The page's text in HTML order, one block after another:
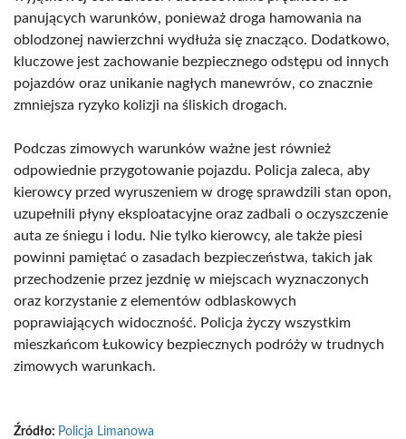
panujących warunków, ponieważ droga hamowania na
oblodzonej nawierzchni wydłuża się znacząco. Dodatkowo,
kluczowe jest zachowanie bezpiecznego odstępu od innych
pojazdów oraz unikanie nagłych manewrów, co znacznie
zmniejsza ryzyko kolizji na śliskich drogach.
Podczas zimowych warunków ważne jest również
odpowiednie przygotowanie pojazdu. Policja zaleca, aby
kierowcy przed wyruszeniem w drogę sprawdzili stan opon,
uzupełnili płyny eksploatacyjne oraz zadbali o oczyszczenie
auta ze śniegu i lodu. Nie tylko kierowcy, ale także piesi
powinni pamiętać o zasadach bezpieczeństwa, takich jak
przechodzenie przez jezdnię w miejscach wyznaczonych
oraz korzystanie z elementów odblaskowych
poprawiających widoczność. Policja życzy wszystkim
mieszkańcom Łukowicy bezpiecznych podróży w trudnych
zimowych warunkach.
Źródło: Policja Limanowa